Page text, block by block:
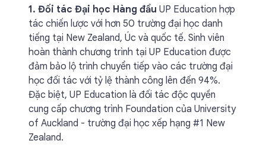
1. Đối tác Đại học Hàng đầu UP Education hợp
tác chiến lược với hơn 50 trường đại học danh
tiếng tại New Zealand, Úc và quốc tế. Sinh viên
hoàn thành chương trình tại UP Education được
đảm bảo lộ trình chuyển tiếp vào các trường đại
học đối tác với tỷ lệ thành công lên đến 94%.
Đặc biệt, UP Education là đối tác độc quyền
cung cấp chương trình Foundation của University
of Auckland - trường đại học xếp hạng #1 New
Zealand.